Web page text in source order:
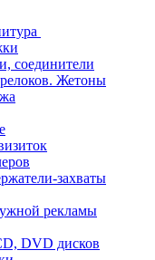
соединители
Жетоны
захваты
рекламы
DVD дисков